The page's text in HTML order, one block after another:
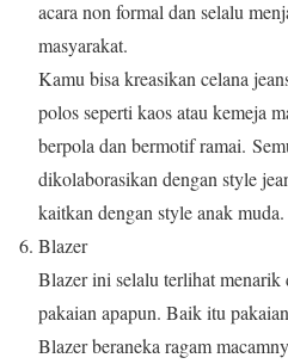
acara non formal dan selalu
masyarakat.
Kamu bisa kreasikan celana
polos seperti kaos atau kemeja
berpola dan bermotif ramai.
dikolaborasikan dengan style
kaitkan dengan style anak muda.
Blazer
Blazer ini selalu terlihat menarik
pakaian apapun. Baik itu
Blazer beraneka ragam